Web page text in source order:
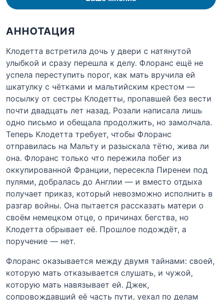
АННОТАЦИЯ
Клодетта встретила дочь у двери с натянутой
улыбкой и сразу перешла к делу. Флоранс ещё не
успела переступить порог, как мать вручила ей
шкатулку с чётками и мальтийским крестом —
посылку от сестры Клодетты, пропавшей без вести
почти двадцать лет назад. Розали написала лишь
одно письмо и обещала продолжить, но замолчала.
Теперь Клодетта требует, чтобы Флоранс
отправилась на Мальту и разыскала тётю, жива ли
она. Флоранс только что пережила побег из
оккупированной Франции, пересекла Пиренеи под
пулями, добралась до Англии — и вместо отдыха
получает приказ, который невозможно исполнить в
разгар войны. Она пытается рассказать матери о
своём немецком отце, о причинах бегства, но
Клодетта обрывает её. Прошлое подождёт, а
поручение — нет.
Флоранс оказывается между двумя тайнами: своей,
которую мать отказывается слушать, и чужой,
которую мать навязывает ей. Джек,
сопровождавший её часть пути, уехал по делам